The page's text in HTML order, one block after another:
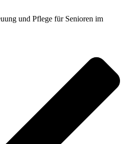
und Pflege für Senioren im